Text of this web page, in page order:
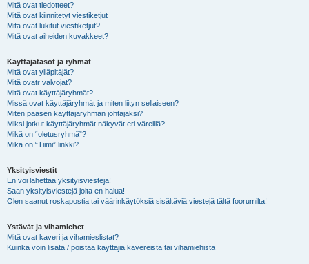
Mitä ovat tiedotteet?
Mitä ovat kiinnitetyt viestiketjut
Mitä ovat lukitut viestiketjut?
Mitä ovat aiheiden kuvakkeet?
Käyttäjätasot ja ryhmät
Mitä ovat ylläpitäjät?
Mitä ovatr valvojat?
Mitä ovat käyttäjäryhmät?
Missä ovat käyttäjäryhmät ja miten liityn sellaiseen?
Miten pääsen käyttäjäryhmän johtajaksi?
Miksi jotkut käyttäjäryhmät näkyvät eri väreillä?
Mikä on “oletusryhmä”?
Mikä on “Tiimi” linkki?
Yksityisviestit
En voi lähettää yksityisviestejä!
Saan yksityisviestejä joita en halua!
Olen saanut roskapostia tai väärinkäytöksiä sisältäviä viestejä tältä foorumilta!
Ystävät ja vihamiehet
Mitä ovat kaveri ja vihamieslistat?
Kuinka voin lisätä / poistaa käyttäjiä kavereista tai vihamiehistä